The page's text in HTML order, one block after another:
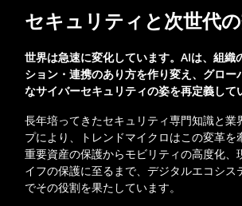
セキュリティと次世代
世界は急速に変化しています。AIは、組織
ション・連携のあり方を作り変え、グロー
なサイバーセキュリティの姿を再定義して
長年培ってきたセキュリティ専門知識と業
プにより、トレンドマイクロはこの変革を
重要資産の保護からモビリティの高度化、
イフの保護に至るまで、デジタルエコシス
でその役割を果たしています。